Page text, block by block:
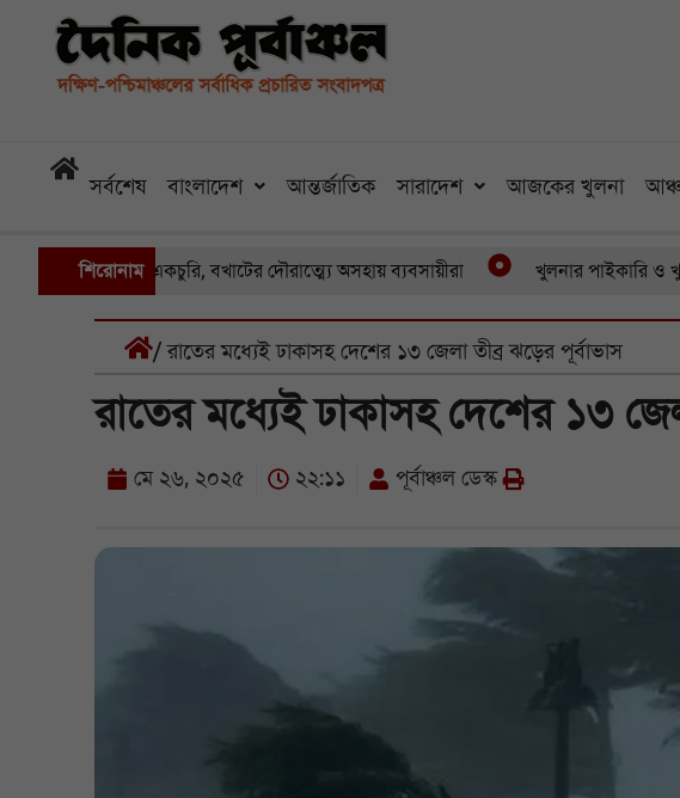
সর্বশেষ বাংলাদেশ আন্তর্জাতিক সারাদেশ আজকের খুলনা
শিরোনাম
একের পর একচুরি, বখাটের দৌরাত্ম্যে অসহায় ব্যবসায়ীরা খুলনার পাইকারি ও খুচরা
/ রাতের মধ্যেই ঢাকাসহ দেশের ১৩ জেলা তীব্র ঝড়ের পূর্বাভাস
রাতের মধ্যেই ঢাকাসহ দেশের ১৩
মে ২৬, ২০২৫ ২২:১১ পূর্বাঞ্চল ডেস্ক